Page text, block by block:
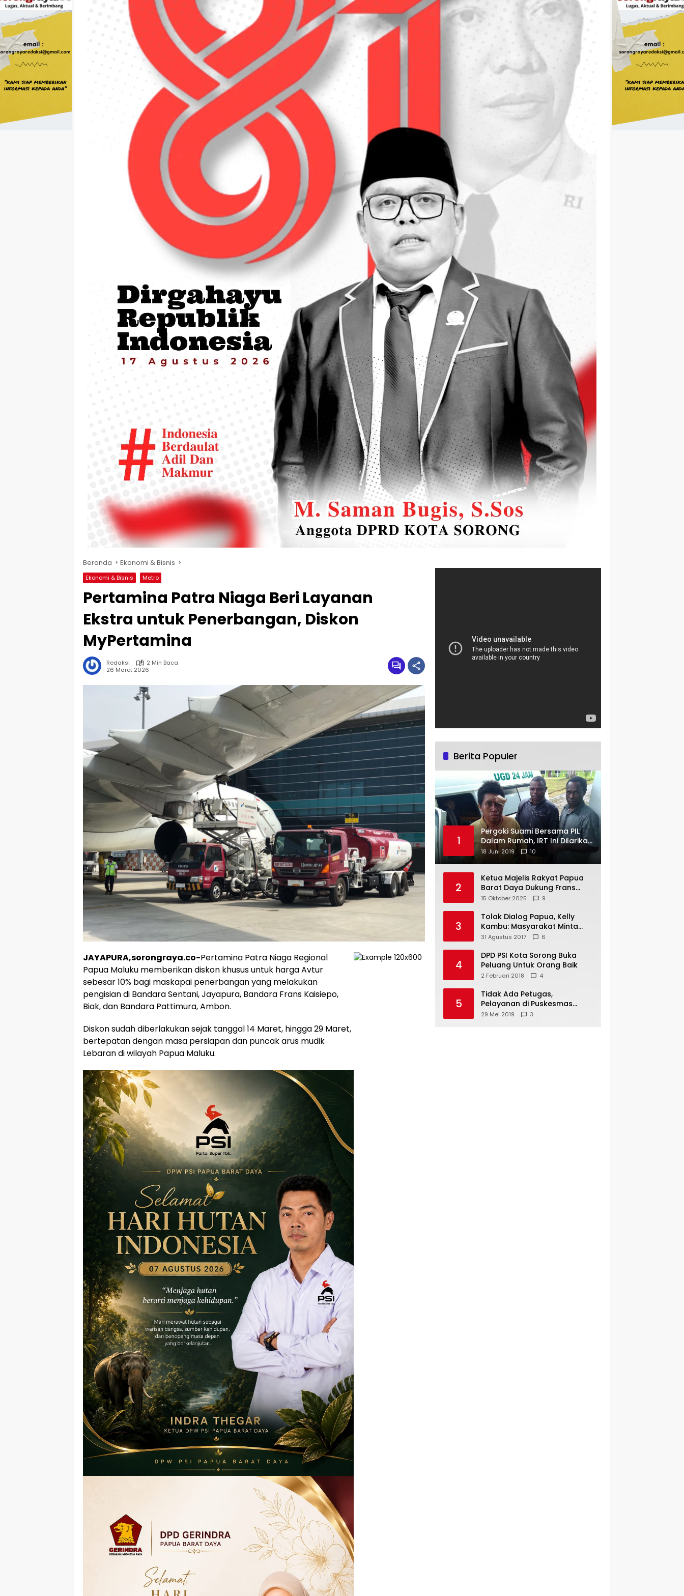
Beranda Ekonomi & Bisnis
Ekonomi & Bisnis Metro
Pertamina Patra Niaga Beri Layanan
Ekstra untuk Penerbangan, Diskon
MyPertamina
Redaksi
2 Min Baca
26 Maret 2026
JAYAPURA,sorongraya.co-Pertamina Patra Niaga Regional
Papua Maluku memberikan diskon khusus untuk harga Avtur
sebesar 10% bagi maskapai penerbangan yang melakukan
pengisian di Bandara Sentani, Jayapura, Bandara Frans Kaisiepo,
Biak, dan Bandara Pattimura, Ambon.
Diskon sudah diberlakukan sejak tanggal 14 Maret, hingga 29 Maret,
bertepatan dengan masa persiapan dan puncak arus mudik
Lebaran di wilayah Papua Maluku.
Berita Populer
1
Pergoki Suami Bersama PIL
Dalam Rumah, IRT Ini Dilarikan
ke RS
18 Juni 2019 10
2
Ketua Majelis Rakyat Papua
Barat Daya Dukung Frans
Pigome Sebagai Presidir PT
15 Oktober 2025 9
3
Tolak Dialog Papua, Kelly
Kambu: Masyarakat Minta
Pemekaran
31 Agustus 2017 6
4
DPD PSI Kota Sorong Buka
Peluang Untuk Orang Baik
2 Februari 2018 4
5
Tidak Ada Petugas,
Pelayanan di Puskesmas
Mare-Maybrat Lumpuh
29 Mei 2019 3